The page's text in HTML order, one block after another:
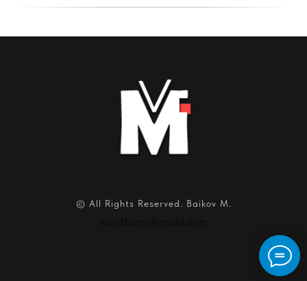
© All Rights Reserved. Baikov M.